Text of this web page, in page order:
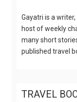
Gayatri is a
host of weekly
many short
published travel
TRAVEL